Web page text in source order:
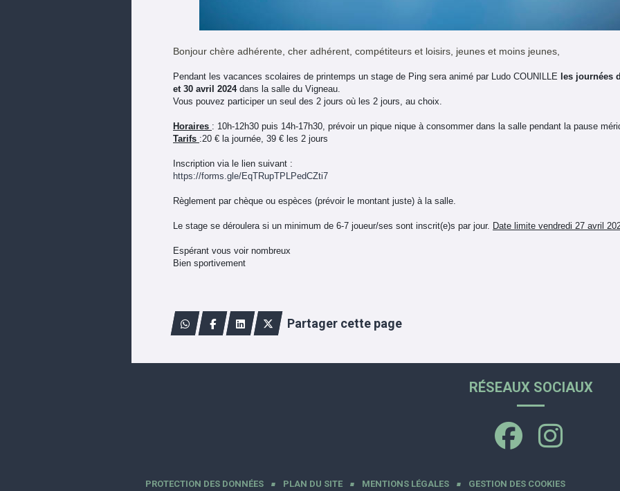
Bonjour chère adhérente, cher adhérent, compétiteurs et loisirs, jeunes et moins jeunes,
Pendant les vacances scolaires de printemps un stage de Ping sera animé par Ludo COUNILLE les journées
et 30 avril 2024dans la salle du Vigneau.
Vous pouvez participer un seul des 2 jours où les 2 jours, au choix.
Horaires : 10h-12h30 puis 14h-17h30, prévoir un pique nique à consommer dans la salle pendant la pause
Tarifs :20 € la journée, 39 € les 2 jours
Inscription via le lien suivant :
https://forms.gle/EqTRupTPLPedCZti7
Règlement par chèque ou espèces (prévoir le montant juste) à la salle.
Le stage se déroulera si un minimum de 6-7 joueur/ses sont inscrit(e)s par jour. Date limite vendredi 27 avril
Espérant vous voir nombreux
Bien sportivement
Partager cette page
RÉSEAUX SOCIAUX
PROTECTION DES DONNÉES PLAN DU SITE MENTIONS LÉGALES GESTION DES COOKIES